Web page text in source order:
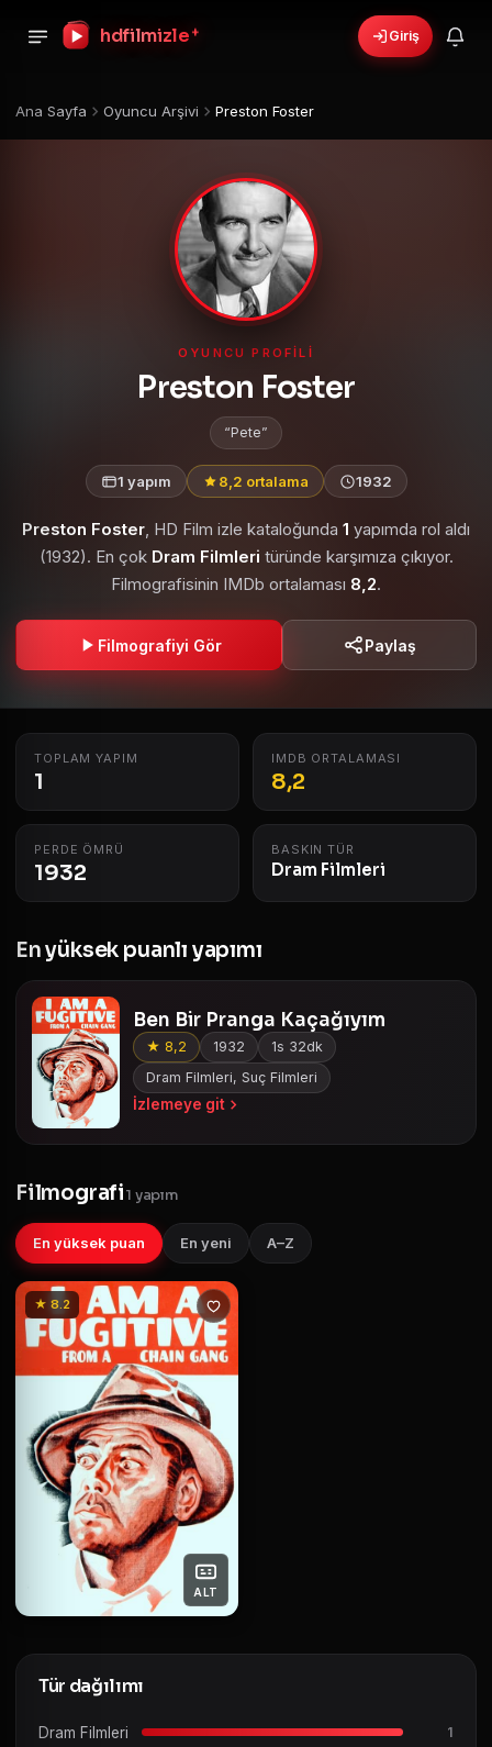
hdfilmizle + Giriş
Ana Sayfa Oyuncu Arşivi Preston Foster
OYUNCU PROFILI
Preston Foster
Pete
1 yapım 8,2 ortalama 1932
Preston Foster, HD Film izle kataloğunda 1 yapımda rol aldı
(1932). En çok Dram Filmleri türünde karşımıza çıkıyor.
Filmografisinin IMDb ortalaması 8,2.
Filmografiyi Gör Paylaş
TOPLAM YAPIM
1
IMDB ORTALAMASI
8,2
PERDE ÖMRÜ
1932
BASKIN TÜR
Dram Filmleri
En yüksek puanlı yapımı
Ben Bir Pranga Kaçağıyım
★ 8,2 1932
1s 32dk
Dram Filmleri, Suç Filmleri
İzlemeye git
Filmografi1 yapım
En yüksek puan En yeni A–Z
★ 8.2
ALT
Tür dağılımı
Dram Filmleri 1